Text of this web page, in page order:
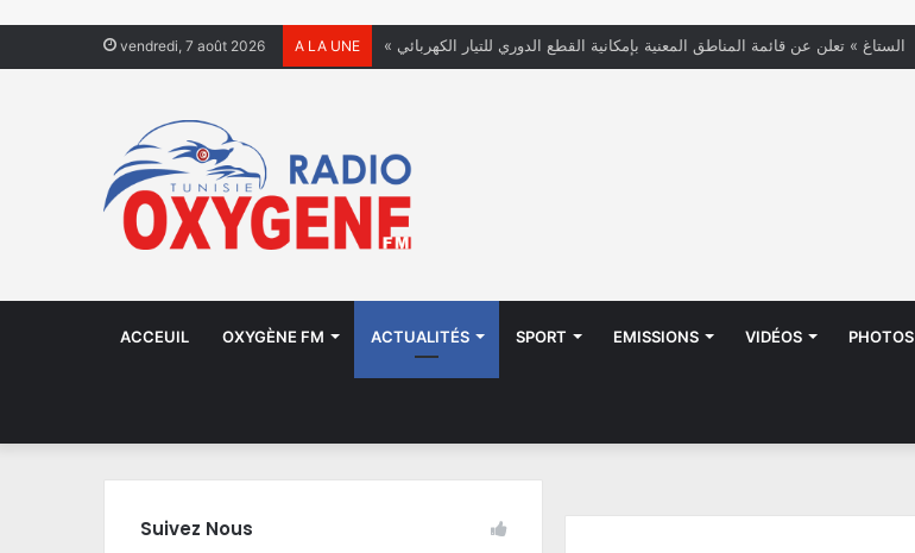
vendredi, 7 août 2026 A LA UNE « الستاغ » تعلن عن قائمة المناطق المعنية بإمكانية القطع الدوري للتيار الكهربائي
ACCEUIL OXYGÈNE FM ACTUALITÉS SPORT EMISSIONS VIDÉOS PHOTOS
Suivez Nous